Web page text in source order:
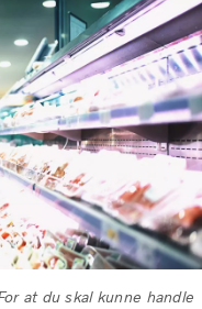
at du skal kunne handle